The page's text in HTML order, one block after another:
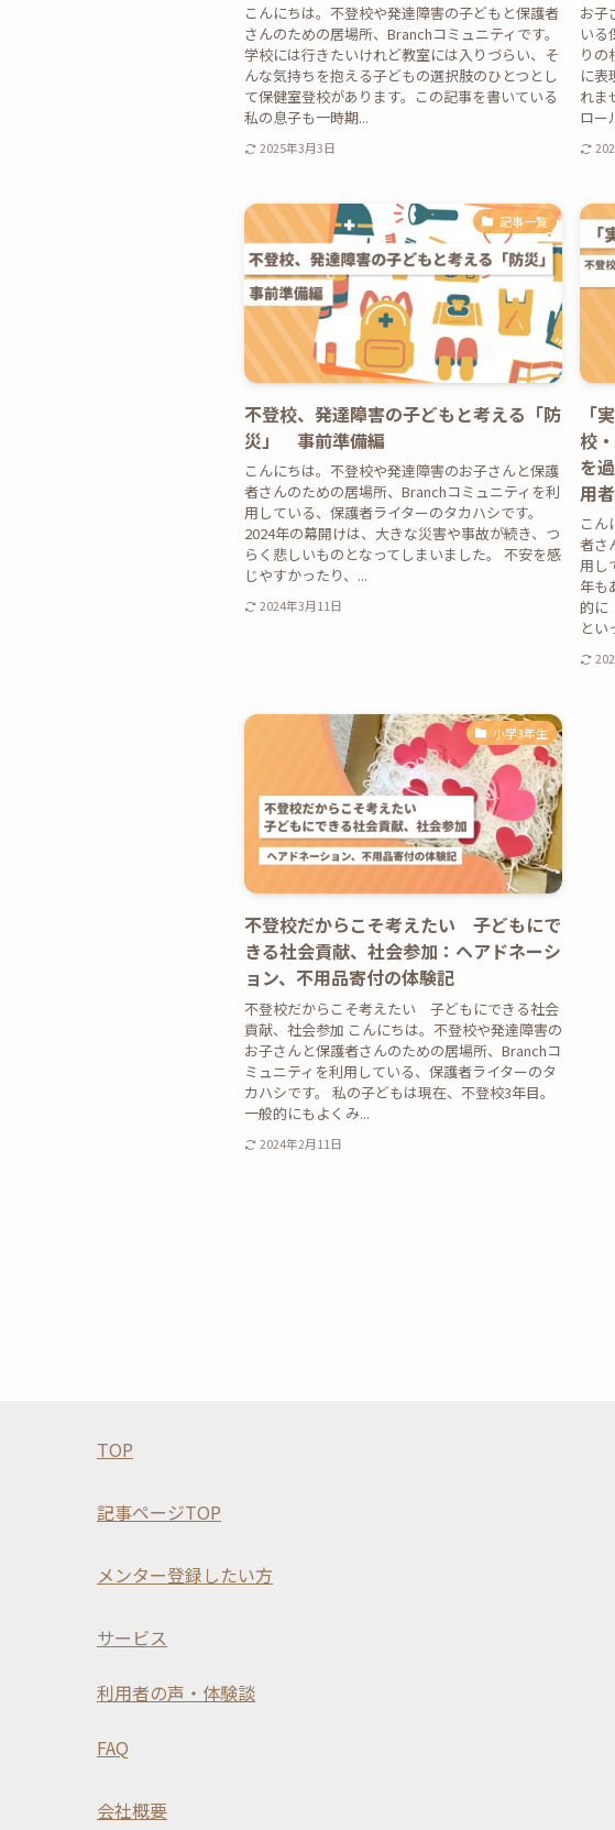
こんにちは。不登校や発達障害の子どもと保護者
さんのための居場所、Branchコミュニティです。
学校には行きたいけれど教室には入りづらい、そ
んな気持ちを抱える子どもの選択肢のひとつとし
て保健室登校があります。この記事を書いている
私の息子も一時期...
2025年3月3日
お子
いる
りの
に表
れま
ロー
記事一覧
不登校、発達障害の子どもと考える「防
災」 事前準備編
こんにちは。不登校や発達障害のお子さんと保護
者さんのための居場所、Branchコミュニティを利
用している、保護者ライターのタカハシです。
2024年の幕開けは、大きな災害や事故が続き、つ
らく悲しいものとなってしまいました。 不安を感
じやすかったり、...
2024年3月11日
「
校
を
用
こん
者さ
用し
年も
的に
とい
小学3年生
不登校だからこそ考えたい 子どもにで
きる社会貢献、社会参加：ヘアドネーシ
ョン、不用品寄付の体験記
不登校だからこそ考えたい 子どもにできる社会
貢献、社会参加 こんにちは。不登校や発達障害の
お子さんと保護者さんのための居場所、Branchコ
ミュニティを利用している、保護者ライターのタ
カハシです。 私の子どもは現在、不登校3年目。
一般的にもよくみ...
2024年2月11日
TOP
記事ページTOP
メンター登録したい方
サービス
利用者の声・体験談
FAQ
会社概要